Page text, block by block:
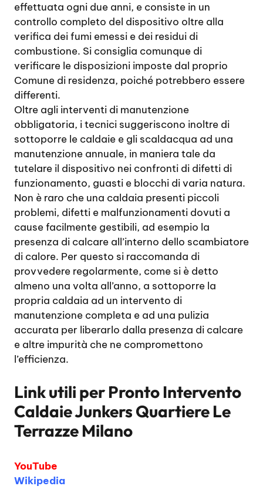
effettuata ogni due anni, e consiste in un
controllo completo del dispositivo oltre alla
verifica dei fumi emessi e dei residui di
combustione. Si consiglia comunque di
verificare le disposizioni imposte dal proprio
Comune di residenza, poiché potrebbero essere
differenti.
Oltre agli interventi di manutenzione
obbligatoria, i tecnici suggeriscono inoltre di
sottoporre le caldaie e gli scaldacqua ad una
manutenzione annuale, in maniera tale da
tutelare il dispositivo nei confronti di difetti di
funzionamento, guasti e blocchi di varia natura.
Non è raro che una caldaia presenti piccoli
problemi, difetti e malfunzionamenti dovuti a
cause facilmente gestibili, ad esempio la
presenza di calcare all’interno dello scambiatore
di calore. Per questo si raccomanda di
provvedere regolarmente, come si è detto
almeno una volta all’anno, a sottoporre la
propria caldaia ad un intervento di
manutenzione completa e ad una pulizia
accurata per liberarlo dalla presenza di calcare
e altre impurità che ne compromettono
l’efficienza.
Link utili perPronto Intervento
Caldaie Junkers Quartiere Le
Terrazze Milano
YouTube
Wikipedia